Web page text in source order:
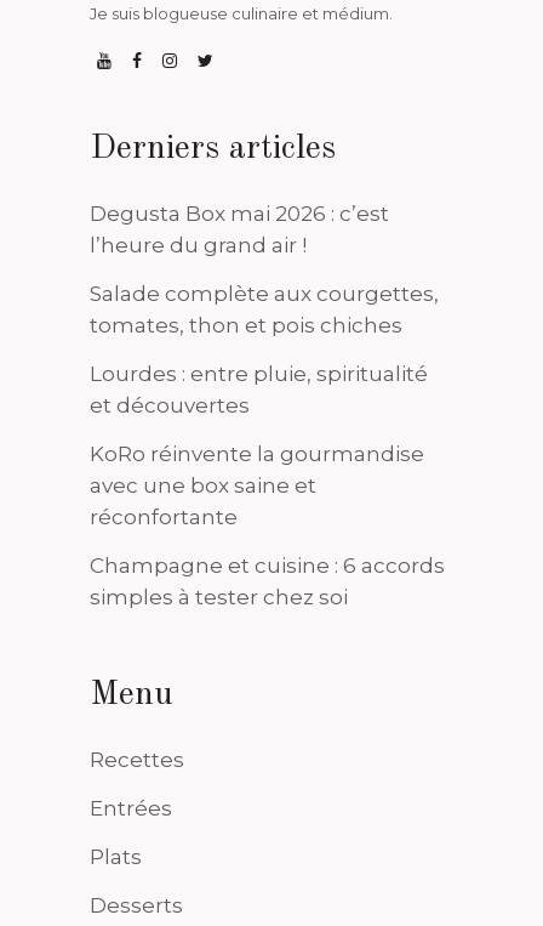
Je suis blogueuse culinaire et médium.
Derniers articles
Degusta Box mai 2026 : c’est
l’heure du grand air !
Salade complète aux courgettes,
tomates, thon et pois chiches
Lourdes : entre pluie, spiritualité
et découvertes
KoRo réinvente la gourmandise
avec une box saine et
réconfortante
Champagne et cuisine : 6 accords
simples à tester chez soi
Menu
Recettes
Entrées
Plats
Desserts